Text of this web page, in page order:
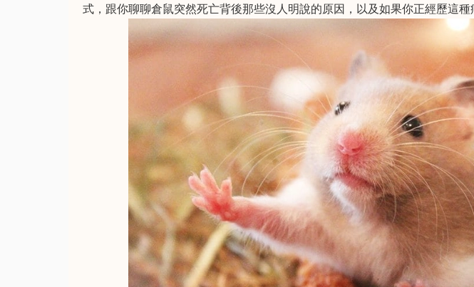
式，跟你聊聊倉鼠突然死亡背後那些沒人明說的原因，以及如果你正經歷這